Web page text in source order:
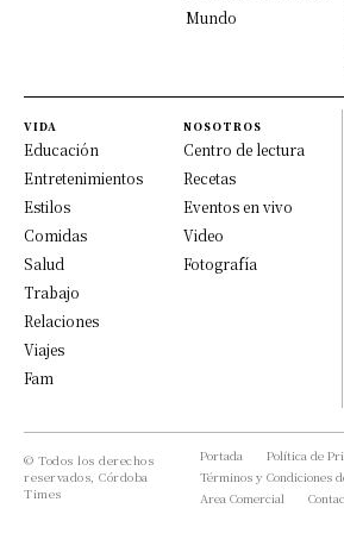
Mundo
VIDA
Educación
Entretenimientos
Estilos
Comidas
Salud
Trabajo
Relaciones
Viajes
Fam
NOSOTROS
Centro de lectura
Recetas
Eventos en vivo
Video
Fotografía
© Todos los derechos
reservados, Córdoba
Times
Portada
Política de
Términos y Condiciones
Area Comercial